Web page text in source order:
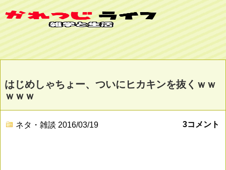
はじめしゃちょー、ついにヒカキンを抜くｗｗ
ｗｗｗ
ネタ・雑談 2016/03/19 3コメント